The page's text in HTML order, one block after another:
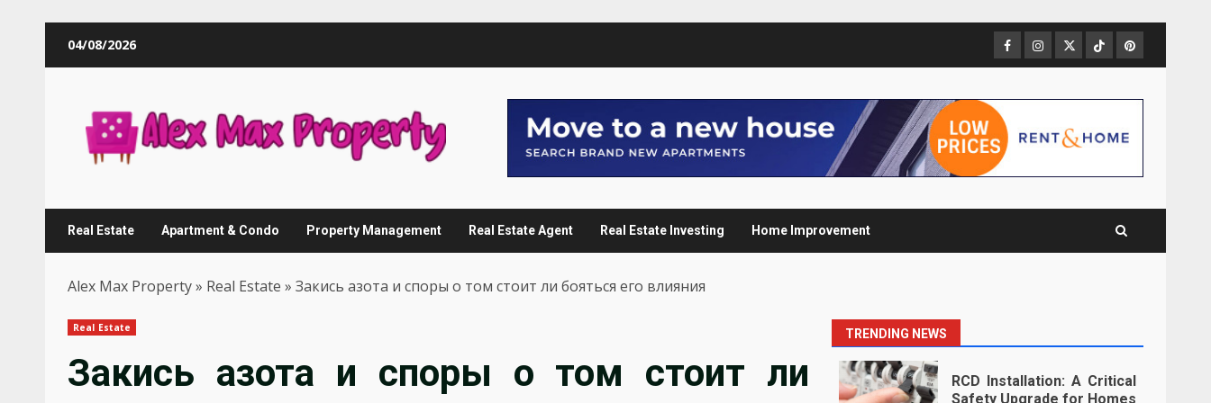
04/08/2026 Facebook
Instagram
TwitterTikTokPinterest
Real Estate Apartment & Condo Property Management Real Estate Agent Real Estate Investing Home Improvement
Alex Max Property» Real Estate » Закись азота и споры о том стоит ли бояться его влияния
Real Estate
Закись азота и споры о том стоит ли
TRENDING NEWS
RCD Installation: A Critical
Safety Upgrade for Homes